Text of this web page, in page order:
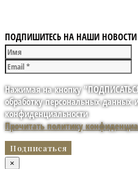
ПОДПИШИТЕСЬ НА НАШИ НОВОСТИ
Нажимая на кнопку
обработку персональных данных
конфиденциальности
Прочитать политику
×